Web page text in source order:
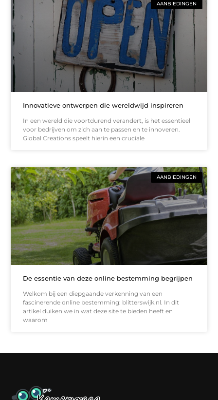
AANBIEDINGEN
Innovatieve ontwerpen die wereldwijd inspireren
In een wereld die voortdurend verandert, is het essentieel
voor bedrijven om zich aan te passen en te innoveren.
Global Creations speelt hierin een cruciale
AANBIEDINGEN
De essentie van deze online bestemming begrijpen
Welkom bij een diepgaande verkenning van een
fascinerende online bestemming: blitterswijk.nl. In dit
artikel duiken we in wat deze site te bieden heeft en
waarom